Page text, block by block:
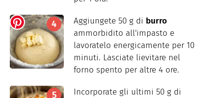
Aggiungete 50 g di burro
ammorbidito all'impasto e
lavoratelo energicamente per 10
minuti. Lasciate lievitare nel
forno spento per altre 4 ore.
Incorporate gli ultimi 50 g di